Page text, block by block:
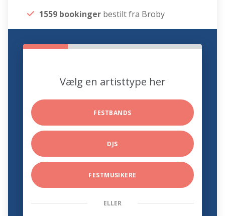
1559 bookinger bestilt fra Broby
Vælg en artisttype her
FESTBANDS
DJS
FESTMUSIKERE
ELLER